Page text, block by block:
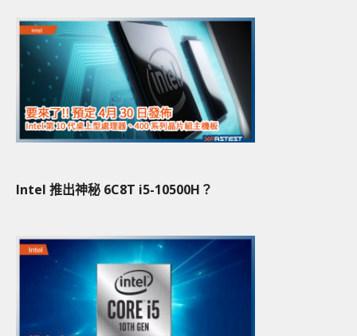
Intel 推出神秘 6C8T i5-10500H？